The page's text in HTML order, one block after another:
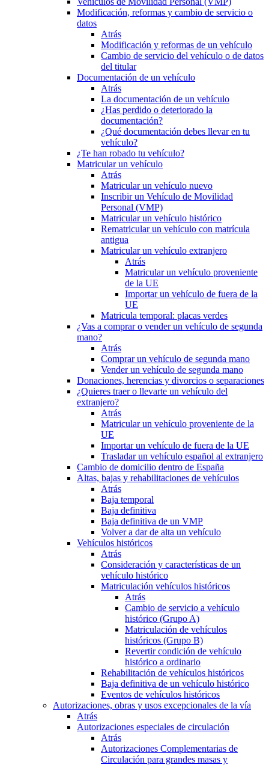
Modificación, reformas y cambio de servicio o
datos
Atrás
Modificación y reformas de un vehículo
Cambio de servicio del vehículo o de datos
del titular
Documentación de un vehículo
Atrás
La documentación de un vehículo
¿Has perdido o deteriorado la
documentación?
¿Qué documentación debes llevar en tu
vehículo?
¿Te han robado tu vehículo?
Matricular un vehículo
Atrás
Matricular un vehículo nuevo
Inscribir un Vehículo de Movilidad
Personal (VMP)
Matricular un vehículo histórico
Rematricular un vehículo con matrícula
antigua
Matricular un vehículo extranjero
Atrás
Matricular un vehículo proveniente
de la UE
Importar un vehículo de fuera de la
UE
Matricula temporal: placas verdes
¿Vas a comprar o vender un vehículo de segunda
mano?
Atrás
Comprar un vehículo de segunda mano
Vender un vehículo de segunda mano
Donaciones, herencias y divorcios o separaciones
¿Quieres traer o llevarte un vehículo del
extranjero?
Atrás
Matricular un vehículo proveniente de la
UE
Importar un vehículo de fuera de la UE
Trasladar un vehículo español al extranjero
Cambio de domicilio dentro de España
Altas, bajas y rehabilitaciones de vehículos
Atrás
Baja temporal
Baja definitiva
Baja definitiva de un VMP
Volver a dar de alta un vehículo
Vehículos históricos
Atrás
Consideración y características de un
vehículo histórico
Matriculación vehículos históricos
Atrás
Cambio de servicio a vehículo
histórico (Grupo A)
Matriculación de vehículos
históricos (Grupo B)
Revertir condición de vehículo
histórico a ordinario
Rehabilitación de vehículos históricos
Baja definitiva de un vehículo histórico
Eventos de vehículos históricos
Autorizaciones, obras y usos excepcionales de la vía
Atrás
Autorizaciones especiales de circulación
Atrás
Autorizaciones Complementarias de
Circulación para grandes masas y